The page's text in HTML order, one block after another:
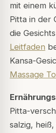
mit einem
Pitta in der
die
Leitfaden
Kansa-
Massage
Pitta-
salzig,